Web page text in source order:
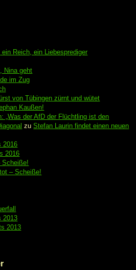
ein Reich, ein Liebesprediger
Nina geht
im Zug
von Tübingen zürnt und wütet
Kaußen!
„Was der AfD der Flüchtling ist den
zuStefan Laurin findet einen neuen
2016
2016
– Scheiße!
2013
2013